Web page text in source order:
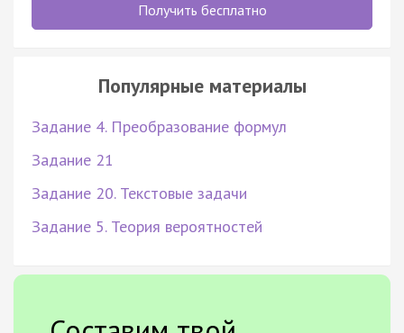
Получить бесплатно
Популярные материалы
Задание 4. Преобразование формул
Задание 21
Задание 20. Текстовые задачи
Задание 5. Теория вероятностей